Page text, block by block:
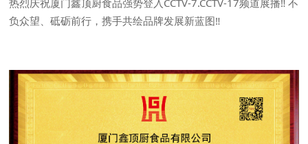
负众望、砥砺前行，携手共绘品牌发展新蓝图‼